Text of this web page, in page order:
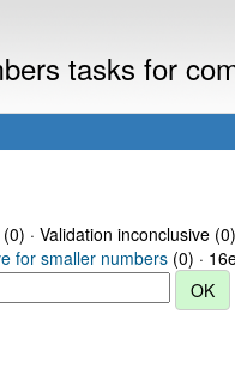
tasks for
(0) · Validation inconclusive (0)
for smaller numbers (0) ·